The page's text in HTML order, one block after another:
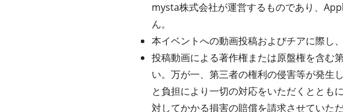
mysta株式会社が運営するものであり、
ん。
本イベントへの動画投稿およびチアに際し
投稿動画による著作権または原盤権を含む
い。万が一、第三者の権利の侵害等が発生
と負担により一切の対応をいただくととも
対してかかる損害の賠償を請求させていた